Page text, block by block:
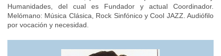
Humanidades, del cual es Fundador y actual Coordinador.
Melómano: Música Clásica, Rock Sinfónico y Cool JAZZ. Audiófilo
por vocación y necesidad.